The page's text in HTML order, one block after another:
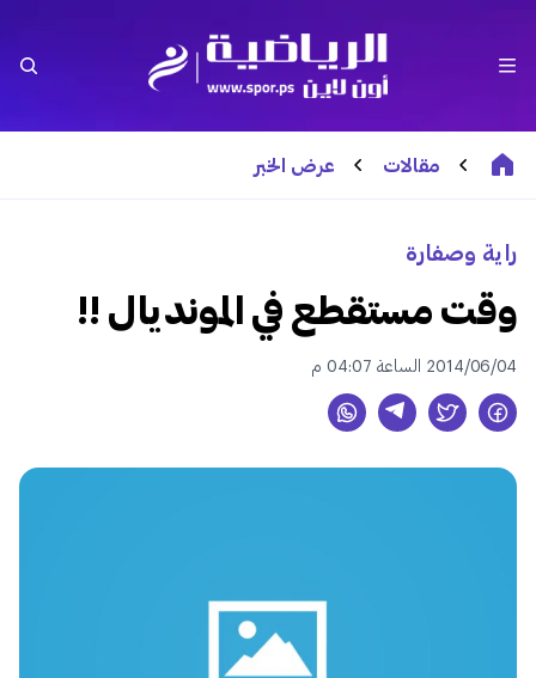
مقالات عرض الخبر
راية وصفارة
وقت مستقطع في المونديال !!
2014/06/04 الساعة 04:07 م